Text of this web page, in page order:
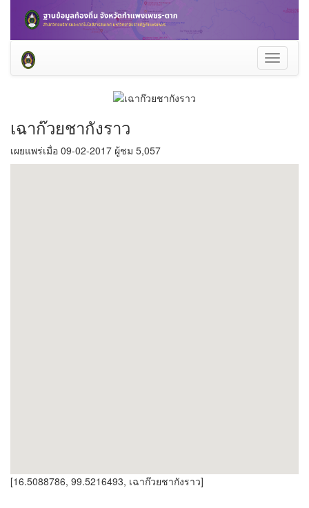
Toggle
เฉาก๊วยชากังราว
เผยแพร่เมื่อ 09-02-2017 ผู้ชม 5,057
[16.5088786, 99.5216493, เฉาก๊วยชากังราว]